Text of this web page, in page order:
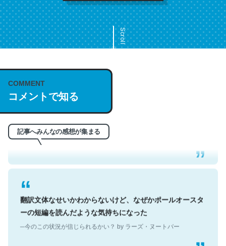
Scroll
COMMENT
コメントで知る
記事へみんなの感想が集まる
これは名文。彼はとてもクレバーなんだろうなと凄く思
う。英語少しでも読める人は原文もお勧め。自分はこの流
れ好き。Let’s Fucking Go. Then Covid hit. Shit.
─今のこの状況が信じられるかい？ by ラーズ・ヌートバー
翻訳文体なせいかわからないけど、なぜかポールオースタ
ーの短編を読んだような気持ちになった